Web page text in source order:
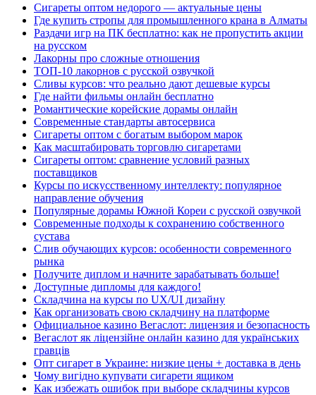
Сигареты оптом недорого — актуальные цены
Где купить стропы для промышленного крана в Алматы
Раздачи игр на ПК бесплатно: как не пропустить акции
на русском
Лакорны про сложные отношения
ТОП-10 лакорнов с русской озвучкой
Сливы курсов: что реально дают дешевые курсы
Где найти фильмы онлайн бесплатно
Романтические корейские дорамы онлайн
Современные стандарты автосервиса
Сигареты оптом с богатым выбором марок
Как масштабировать торговлю сигаретами
Сигареты оптом: сравнение условий разных
поставщиков
Курсы по искусственному интеллекту: популярное
направление обучения
Популярные дорамы Южной Кореи с русской озвучкой
Современные подходы к сохранению собственного
сустава
Слив обучающих курсов: особенности современного
рынка
Получите диплом и начните зарабатывать больше!
Доступные дипломы для каждого!
Складчина на курсы по UX/UI дизайну
Как организовать свою складчину на платформе
Официальное казино Вегаслот: лицензия и безопасность
Вегаслот як ліцензійне онлайн казино для українських
гравців
Опт сигарет в Украине: низкие цены + доставка в день
Чому вигідно купувати сигарети ящиком
Как избежать ошибок при выборе складчины курсов